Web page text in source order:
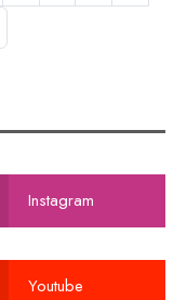
Instagram
Youtube